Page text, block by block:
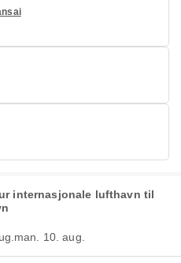
internasjonale lufthavn til
man. 10. aug.